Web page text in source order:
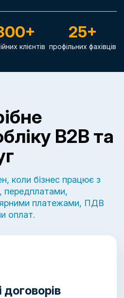
клієнтів
25+
профільних фахівців
B2B та
коли бізнес працює з
передплатами,
платежами, ПДВ
оплат.
договорів